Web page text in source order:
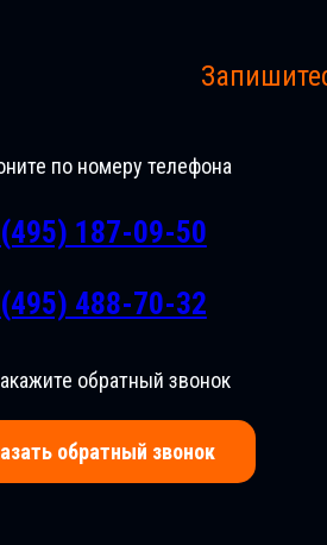
по номеру телефона
187-09-50
488-70-32
обратный звонок
обратный звонок